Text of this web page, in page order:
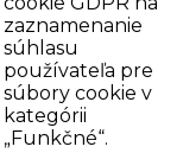
zaznamenanie
súhlasu
používateľa pre
súbory cookie v
kategórii
„Funkčné“.